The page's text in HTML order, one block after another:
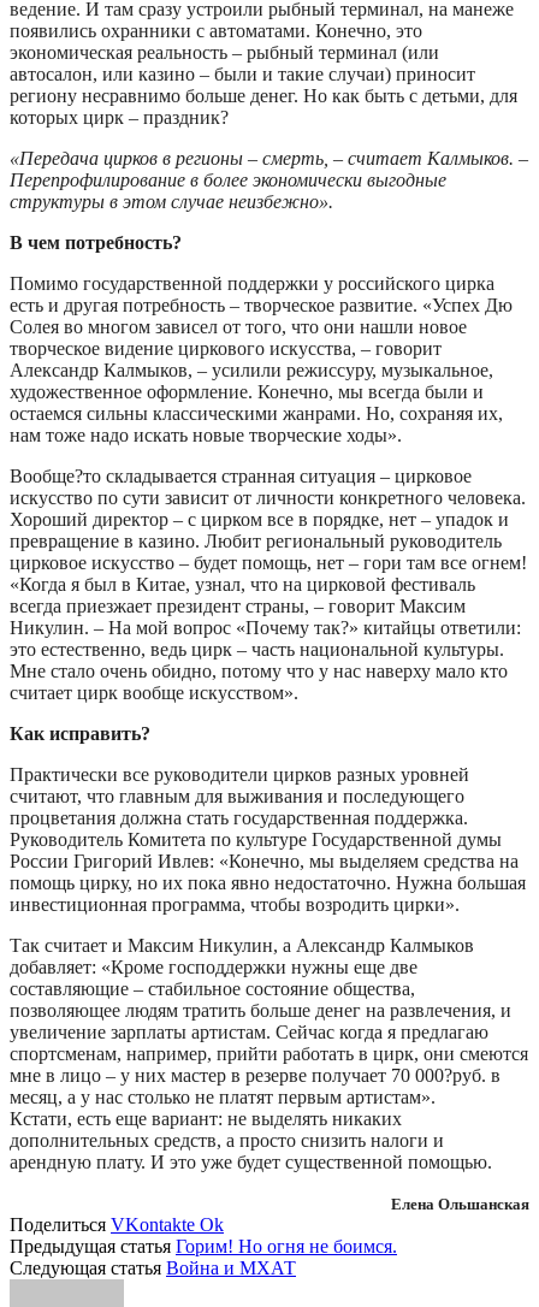
ведение. И там сразу устроили рыбный терминал, на манеже
появились охранники с автоматами. Конечно, это
экономическая реальность – рыбный терминал (или
автосалон, или казино – были и такие случаи) приносит
региону несравнимо больше денег. Но как быть с детьми, для
которых цирк – праздник?
«Передача цирков в регионы – смерть, – считает Калмыков. –
Перепрофилирование в более экономически выгодные
структуры в этом случае неизбежно».
В чем потребность?
Помимо государственной поддержки у российского цирка
есть и другая потребность – творческое развитие. «Успех Дю
Солея во многом зависел от того, что они нашли новое
творческое видение циркового искусства, – говорит
Александр Калмыков, – усилили режиссуру, музыкальное,
художественное оформление. Конечно, мы всегда были и
остаемся сильны классическими жанрами. Но, сохраняя их,
нам тоже надо искать новые творческие ходы».
Вообще?то складывается странная ситуация – цирковое
искусство по сути зависит от личности конкретного человека.
Хороший директор – с цирком все в порядке, нет – упадок и
превращение в казино. Любит региональный руководитель
цирковое искусство – будет помощь, нет – гори там все огнем!
«Когда я был в Китае, узнал, что на цирковой фестиваль
всегда приезжает президент страны, – говорит Максим
Никулин. – На мой вопрос «Почему так?» китайцы ответили:
это естественно, ведь цирк – часть национальной культуры.
Мне стало очень обидно, потому что у нас наверху мало кто
считает цирк вообще искусством».
Как исправить?
Практически все руководители цирков разных уровней
считают, что главным для выживания и последующего
процветания должна стать государственная поддержка.
Руководитель Комитета по культуре Государственной думы
России Григорий Ивлев: «Конечно, мы выделяем средства на
помощь цирку, но их пока явно недостаточно. Нужна большая
инвестиционная программа, чтобы возродить цирки».
Так считает и Максим Никулин, а Александр Калмыков
добавляет: «Кроме господдержки нужны еще две
составляющие – стабильное состояние общества,
позволяющее людям тратить больше денег на развлечения, и
увеличение зарплаты артистам. Сейчас когда я предлагаю
спортсменам, например, прийти работать в цирк, они смеются
мне в лицо – у них мастер в резерве получает 70 000?руб. в
месяц, а у нас столько не платят первым артистам».
Кстати, есть еще вариант: не выделять никаких
дополнительных средств, а просто снизить налоги и
арендную плату. И это уже будет существенной помощью.
Елена Ольшанская
Поделиться VKontakte Ok
Предыдущая статья Горим! Но огня не боимся.
Следующая статья Война и МХАТ